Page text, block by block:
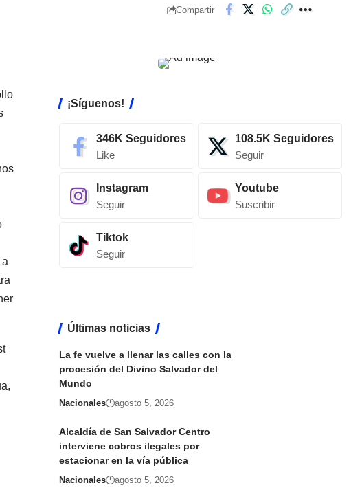
Compartir
¡Síguenos!
346K Seguidores
Like
108.5K Seguidores
Seguir
Instagram
Seguir
Youtube
Suscribir
Tiktok
Seguir
Últimas noticias
La fe vuelve a llenar las calles con la
procesión del Divino Salvador del
Mundo
Nacionales agosto 5, 2026
Alcaldía de San Salvador Centro
interviene cobros ilegales por
estacionar en la vía pública
Nacionales agosto 5, 2026